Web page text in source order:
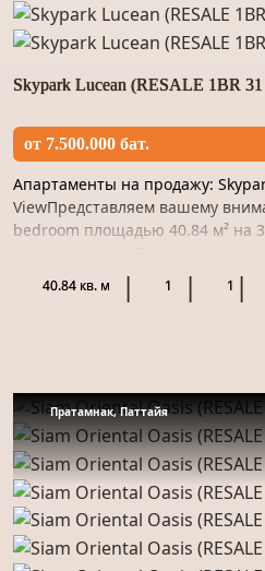
Skypark Lucean (RESALE 1BR
от 7.500.000 бат.
Апартаменты на продажу:
ViewПредставляем вашему
bedroom площадью 40.84 м² на
материалом и гот...
40.84 кв. м 1 1
Пратамнак, Паттайя